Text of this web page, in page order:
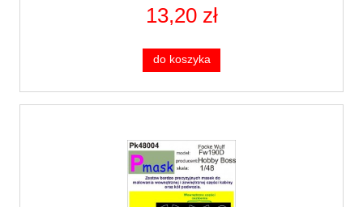
13,20 zł
do koszyka